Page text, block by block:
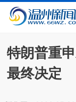
特朗普重
最终决定